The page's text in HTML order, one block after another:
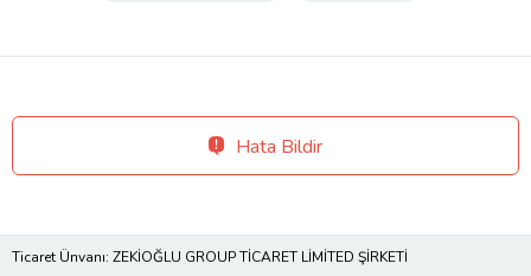
Hata Bildir
Ticaret Ünvanı: ZEKİOĞLU GROUP TİCARET LİMİTED ŞİRKETİ